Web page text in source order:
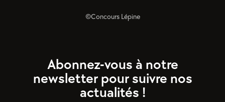
©Concours Lépine
Abonnez-vous à notre
newsletter pour suivre nos
actualités !